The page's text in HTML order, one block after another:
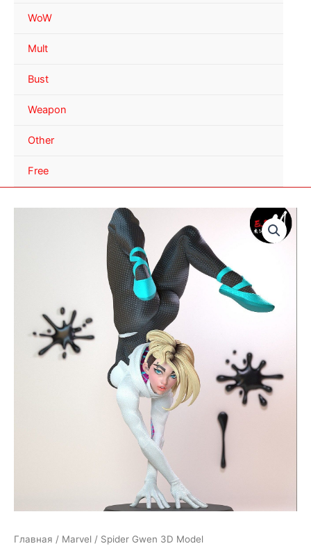
WoW
Mult
Bust
Weapon
Other
Free
Главная / Marvel / Spider Gwen 3D Model